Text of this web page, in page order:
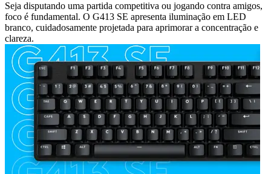
Seja disputando uma partida competitiva ou jogando contra amigos,
foco é fundamental. O G413 SE apresenta iluminação em LED
branco, cuidadosamente projetada para aprimorar a concentração e
clareza.